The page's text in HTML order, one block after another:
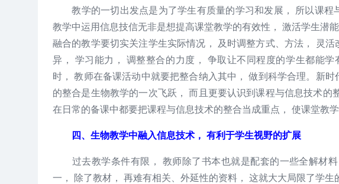
教学的一切出发点是为了学生有质量的学习和发展， 所以课程
教学中运用信息技信无非是想提高课堂教学的有效性， 激活学生潜
融合的教学要切实关注学生实际情况， 及时调整方式、方法， 灵
异， 学习能力， 调整整合的力度， 争取让不同程度的学生都能
时， 教师在备课活动中就要把整合纳入其中， 做到科学合理。新
的整合是生物教学的一次飞跃， 而且更要认识到课程与信息技术的
在日常的备课中都要把课程与信息技术的整合当成重点， 使课堂教学
四、生物教学中融入信息技术， 有利于学生视野的扩展
过去教学条件有限， 教师除了书本也就是配套的一些全解材料
一， 除了教材， 再难有相关、外延性的资料， 这就大大局限了学